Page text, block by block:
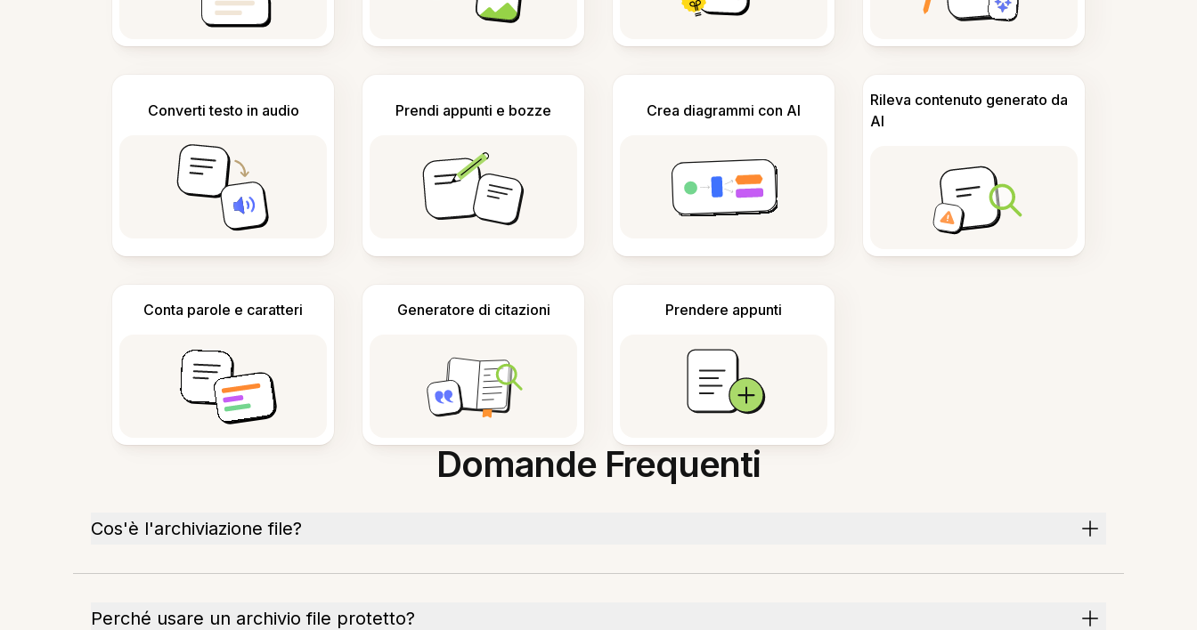
Converti testo in audio Prendi appunti e bozze Crea diagrammi con AI
Rileva contenuto generato da
AI
Conta parole e caratteri Generatore di citazioni Prendere appunti
Domande Frequenti
Cos'è l'archiviazione file?
Perché usare un archivio file protetto?